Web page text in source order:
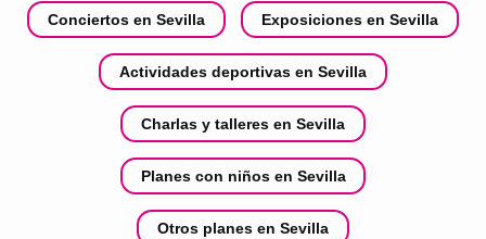
Conciertos en Sevilla Exposiciones en Sevilla
Actividades deportivas en Sevilla
Charlas y talleres en Sevilla
Planes con niños en Sevilla
Otros planes en Sevilla